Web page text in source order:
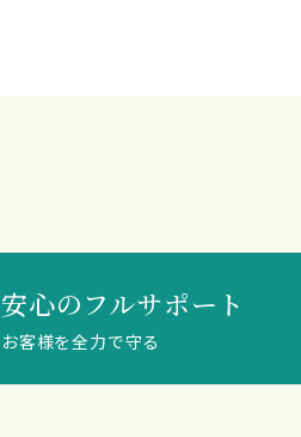
安心のフルサポート
お客様を全力で守る